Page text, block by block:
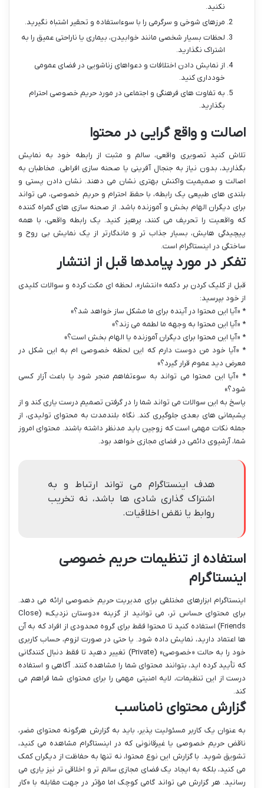
نکنید.
مرزهای شوخی و سرگرمی را با سوءاستفاده و تحقیر اشتباه نگیرید.
لحظات بسیار شخصی مانند خوابیدن، بیماری یا ناراحتی عمیق را به
اشتراک نگذارید.
از نمایش دادن اختلافات و دعواهای زناشویی در فضای عمومی
خودداری کنید.
به تفاوت های فرهنگی و اجتماعی در مورد حریم خصوصی احترام
بگذارید.
اصالت و واقع گرایی در محتوا
تلاش کنید تصویری واقعی، سالم و مثبت از رابطه خود به نمایش
بگذارید، بدون نیاز به جنجال آفرینی یا صحنه سازی افراطی. مخاطبان به
اصالت و صمیمیت واکنش بهتری نشان می دهند. نشان دادن پستی و
بلندی های طبیعی یک رابطه، با حفظ احترام و حریم خصوصی، می تواند
برای دیگران الهام بخش و آموزنده باشد. از صحنه سازی های گمراه کننده
که واقعیت را تحریف می کنند، پرهیز کنید. یک رابطه واقعی، با همه
پیچیدگی هایش، بسیار جذاب تر و ماندگارتر از یک نمایش بی روح و
ساختگی در اینستاگرام است.
تفکر در مورد پیامدها قبل از انتشار
قبل از کلیک کردن بر دکمه «انتشار»، لحظه ای مکث کرده و سوالات کلیدی
از خود بپرسید:
* «آیا این محتوا در آینده برای ما مشکل ساز خواهد شد؟»
* «آیا این محتوا به وجهه ما لطمه می زند؟»
* «آیا این محتوا برای دیگران آموزنده یا الهام بخش است؟»
* «آیا خود من دوست دارم که این لحظه خصوصی ام به این شکل در
معرض دید عموم قرار گیرد؟»
* «آیا این محتوا می تواند به سوءتفاهم منجر شود یا باعث آزار کسی
شود؟»
پاسخ به این سوالات می تواند شما را در گرفتن تصمیم درست یاری کند و از
پشیمانی های بعدی جلوگیری کند. نگاه بلندمدت به محتوای تولیدی، از
جمله نکات مهمی است که زوجین باید مدنظر داشته باشند. محتوای امروز
شما، آرشیوی دائمی در فضای مجازی خواهد بود.
هدف اینستاگرام می تواند ارتباط و به
اشتراک گذاری شادی ها باشد، نه تخریب
روابط یا نقض اخلاقیات.
استفاده از تنظیمات حریم خصوصی
اینستاگرام
اینستاگرام ابزارهای مختلفی برای مدیریت حریم خصوصی ارائه می دهد.
برای محتوای حساس تر، می توانید از گزینه «دوستان نزدیک» (Close
Friends) استفاده کنید تا محتوا فقط برای گروه محدودی از افراد که به آن
ها اعتماد دارید، نمایش داده شود. یا حتی در صورت لزوم، حساب کاربری
خود را به حالت «خصوصی» (Private) تغییر دهید تا فقط دنبال کنندگانی
که تأیید کرده اید، بتوانند محتوای شما را مشاهده کنند. آگاهی و استفاده
درست از این تنظیمات، لایه امنیتی مهمی را برای محتوای شما فراهم می
کند.
گزارش محتوای نامناسب
به عنوان یک کاربر مسئولیت پذیر، باید به گزارش هرگونه محتوای مضر،
ناقض حریم خصوصی یا غیرقانونی که در اینستاگرام مشاهده می کنید،
تشویق شوید. با گزارش این نوع محتوا، نه تنها به حفاظت از دیگران کمک
می کنید، بلکه به ایجاد یک فضای مجازی سالم تر و اخلاقی تر نیز یاری می
رسانید. هر گزارش می تواند گامی کوچک اما مؤثر در جهت مقابله با «کار